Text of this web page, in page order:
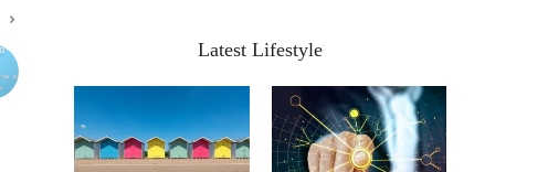
Latest Lifestyle